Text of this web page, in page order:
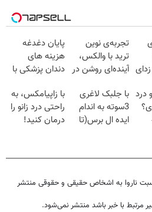
تجربه‌ی نوین
ترید با والکس،
آینده‌ای روشن در
پایان دغدغه
هزینه های
دندان پزشکی با
خانگی
درد با جلبک لاغری
3سوته به اندام
ایده ال برس(تا
با زاپیامکس، به
راحتی درد زانو را
درمان کنید!
ناروا به اشخاص حقیقی و حقوقی منتشر
مرتبط با خبر باشد منتشر نمی‌شود.